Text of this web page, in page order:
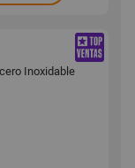
Inoxidable